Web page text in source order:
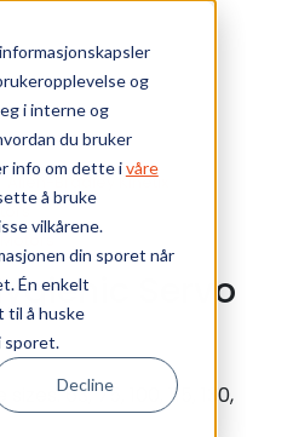
og
i interne og
du bruker
info om dette ivåre
å bruke
vilkårene.
din sporet når
Én enkelt
til å huske
sporet.
Decline
Allen-Bradley Kinetix
Servo
63, 75, 100, 115, 130,